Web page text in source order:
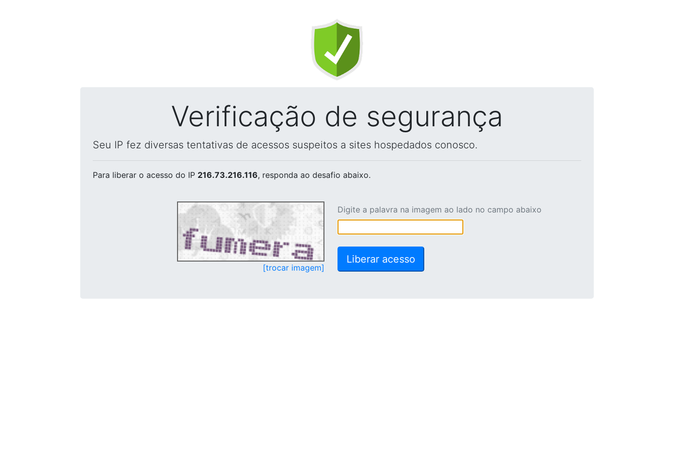
Verificação de segurança
Seu IP fez diversas tentativas de acessos suspeitos a sites hospedados conosco.
Para liberar o acesso do IP 216.73.216.116, responda ao desafio abaixo.
[trocar imagem]
Digite a palavra na imagem ao lado no campo abaixo